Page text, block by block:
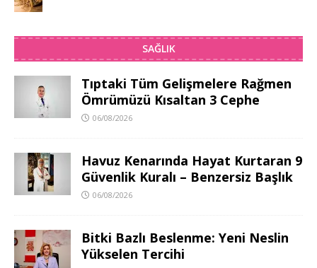
SAĞLIK
Tıptaki Tüm Gelişmelere Rağmen
Ömrümüzü Kısaltan 3 Cephe
06/08/2026
Havuz Kenarında Hayat Kurtaran 9
Güvenlik Kuralı – Benzersiz Başlık
06/08/2026
Bitki Bazlı Beslenme: Yeni Neslin
Yükselen Tercihi